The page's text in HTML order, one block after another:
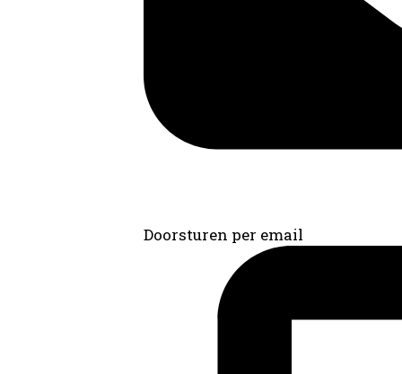
Doorsturen per email